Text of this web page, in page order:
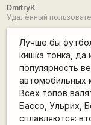
DmitryK
Удалённый
Лучше бы
кишка тонка, да
популярность
автомобильных
Всех топов
Бассо, Ульрих,
сплавляются: